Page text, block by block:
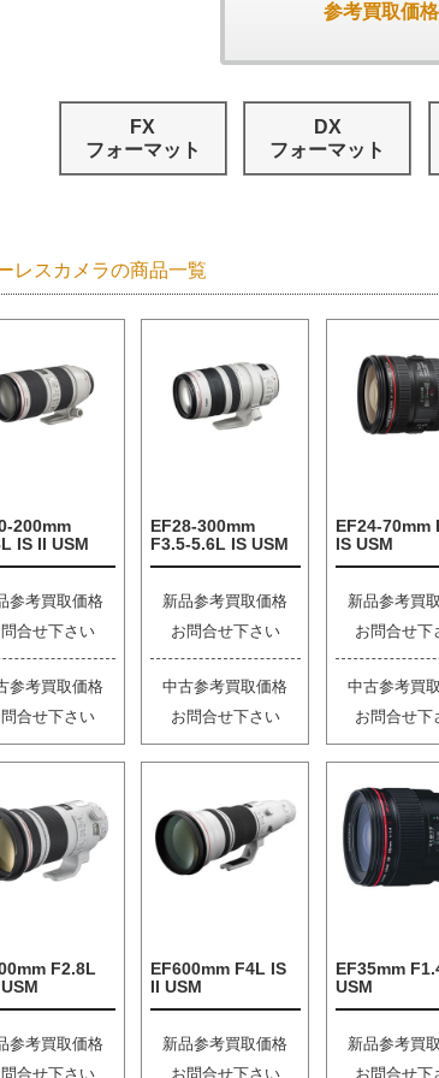
参考買取価
FX
フォーマット
DX
フォーマット
レスカメラの商品一覧
200mm
IS II USM
参考買取価格
合せ下さい
参考買取価格
合せ下さい
EF28-300mm
F3.5-5.6L IS USM
新品参考買取価格
お問合せ下さい
中古参考買取価格
お問合せ下さい
EF24-70mm
IS USM
新品参考買
お問合せ下
中古参考買
お問合せ下
F2.8L
参考買取価格
合せ下さい
EF600mm F4L IS
II USM
新品参考買取価格
お問合せ下さい
EF35mm
USM
新品参考買
お問合せ下